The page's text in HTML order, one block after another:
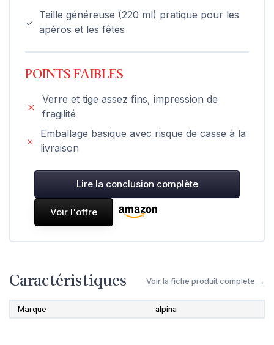
Taille généreuse (220 ml) pratique pour les
apéros et les fêtes
POINTS FAIBLES
Verre et tige assez fins, impression de
fragilité
Emballage basique avec risque de casse à la
livraison
Lire la conclusion complète
Voir l'offre
Caractéristiques Voir la fiche produit complète →
Marque alpina